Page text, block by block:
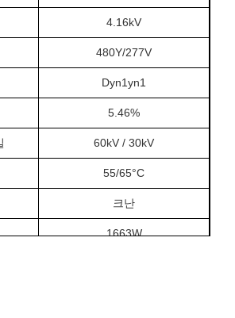
4.16kV
480Y/277V
Dyn1yn1
5.46%
60kV / 30kV
55/65°C
크난
1663W